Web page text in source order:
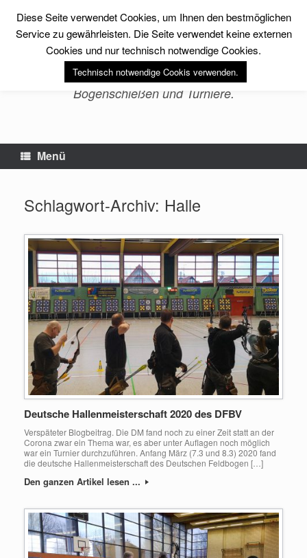
Inhalt
springen
sfs-archery -Erlebnis
Bogenschießen-
Bogensport, Fitness, Training im
Bogenschießen und Turniere.
Menü
Schlagwort-Archiv: Halle
Deutsche Hallenmeisterschaft 2020 des DFBV
Verspäteter Blogbeitrag. Die DM fand noch zu einer Zeit statt an der
Corona zwar ein Thema war, es aber unter Auflagen noch möglich
war ein Turnier durchzuführen. Anfang März (7.3 und 8.3) 2020 fand
die deutsche Hallenmeisterschaft des Deutschen Feldbogen […]
Den ganzen Artikel lesen ...
Diese Seite verwendet Cookies, um Ihnen den bestmöglichen
Service zu gewährleisten. Die Seite verwendet keine externen
Cookies und nur technisch notwendige Cookies.
Technisch notwendige Cookis verwenden.